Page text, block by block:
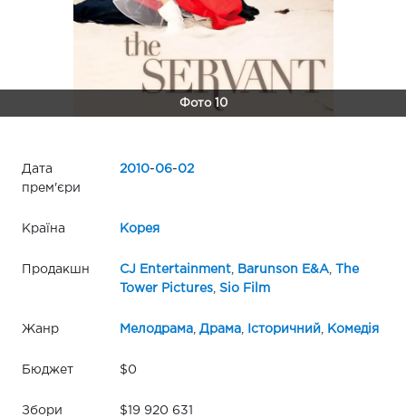
Фото 10
Дата
прем'єри
2010-06-02
Країна Корея
Продакшн CJ Entertainment, Barunson E&A,
The
Tower Pictures, Sio Film
Жанр Мелодрама, Драма, Історичний Комедія
Бюджет $0
Збори $19 920 631